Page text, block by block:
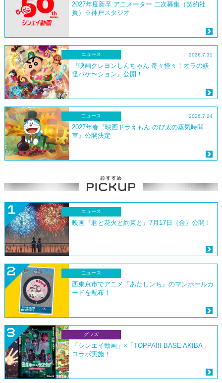
2027年度新卒 アニメーター 二次募集（契約社
員）※神戸スタジオ
ニュース 2026.7.31
『映画クレヨンしんちゃん 奇々怪々！オラの妖
怪バケ〜ション』公開！
ニュース 2026.7.24
2027年春『映画ドラえもん のび太の蒸気時間
車』公開決定
ニュース
映画『君と花火と約束と』7月17日（金）公開！
ニュース
西東京市でアニメ『あたしンち』のマンホールカ
ードを配布！
グッズ
「シンエイ動画」×「TOPPA!!! BASE AKIBA」
コラボ実施！